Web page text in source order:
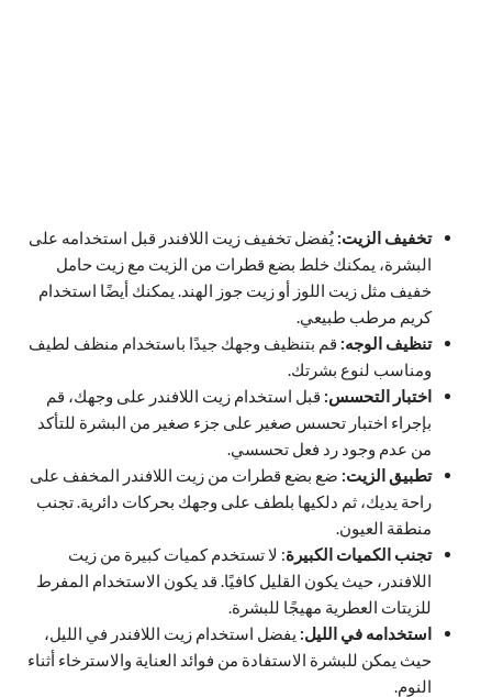
تخفيف الزيت: يُفضل تخفيف زيت اللافندر قبل استخدامه على
البشرة، يمكنك خلط بضع قطرات من الزيت مع زيت حامل
خفيف مثل زيت اللوز أو زيت جوز الهند. يمكنك أيضًا استخدام
كريم مرطب طبيعي.
تنظيف الوجه: قم بتنظيف وجهك جيدًا باستخدام منظف لطيف
ومناسب لنوع بشرتك.
اختبار التحسس: قبل استخدام زيت اللافندر على وجهك، قم
بإجراء اختبار تحسس صغير على جزء صغير من البشرة للتأكد
من عدم وجود رد فعل تحسسي.
تطبيق الزيت: ضع بضع قطرات من زيت اللافندر المخفف على
راحة يديك، ثم دلكيها بلطف على وجهك بحركات دائرية. تجنب
منطقة العيون.
تجنب الكميات الكبيرة: لا تستخدم كميات كبيرة من زيت
اللافندر، حيث يكون القليل كافيًا. قد يكون الاستخدام المفرط
للزيتات العطرية مهيجًا للبشرة.
استخدامه في الليل: يفضل استخدام زيت اللافندر في الليل،
حيث يمكن للبشرة الاستفادة من فوائد العناية والاسترخاء أثناء
النوم.